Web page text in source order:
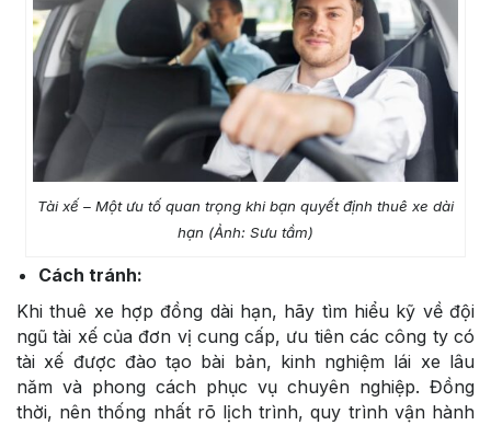
Tài xế – Một ưu tố quan trọng khi bạn quyết định thuê xe dài
hạn (Ảnh: Sưu tầm)
Cách tránh:
Khi thuê xe hợp đồng dài hạn, hãy tìm hiểu kỹ về đội
ngũ tài xế của đơn vị cung cấp, ưu tiên các công ty có
tài xế được đào tạo bài bản, kinh nghiệm lái xe lâu
năm và phong cách phục vụ chuyên nghiệp. Đồng
thời, nên thống nhất rõ lịch trình, quy trình vận hành